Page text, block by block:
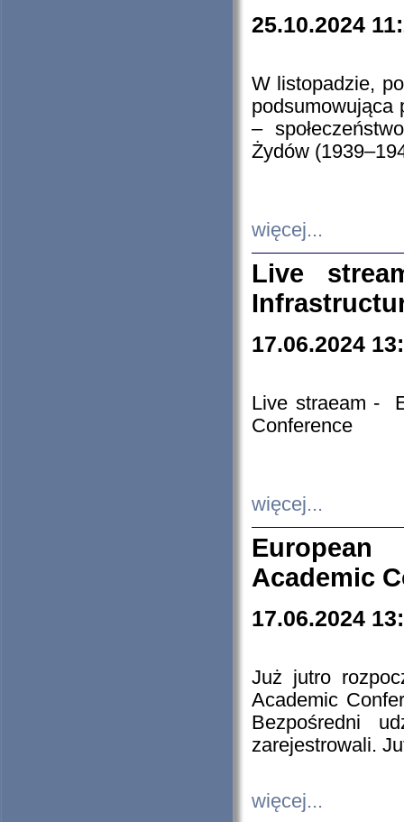
25.10.2024
W listopadzie,
podsumowująca
–
Żydów
więcej...
Live
17.06.2024
Live straeam -
Conference
więcej...
European
Academic
17.06.2024
Już jutro
Academic
Bezpośredni
zarejestrowali.
więcej...